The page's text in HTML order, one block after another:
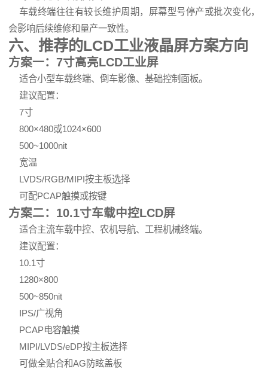
车载终端往往有较长维护周期，屏幕型号停产或批次变化，
会影响后续维修和量产一致性。
六、推荐的LCD工业液晶屏方案方向
方案一：7寸高亮LCD工业屏
适合小型车载终端、倒车影像、基础控制面板。
建议配置：
7寸
800×480或1024×600
500~1000nit
宽温
LVDS/RGB/MIPI按主板选择
可配PCAP触摸或按键
方案二：10.1寸车载中控LCD屏
适合主流车载中控、农机导航、工程机械终端。
建议配置：
10.1寸
1280×800
500~850nit
IPS/广视角
PCAP电容触摸
MIPI/LVDS/eDP按主板选择
可做全贴合和AG防眩盖板